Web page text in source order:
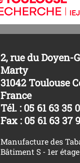
2, rue du Doyen-
Marty
31042 Toulouse
France
Tél. : 05 61 63 35
Fax : 05 61 63 37
Manufacture des
Bâtiment S - 1er étage